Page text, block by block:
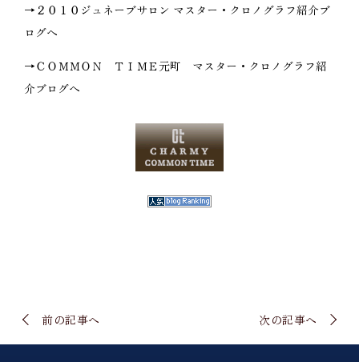
→２０１０ジュネーブサロン マスター・クロノグラフ紹介ブ
ログへ
→ＣＯＭＭＯＮ ＴＩＭＥ元町 マスター・クロノグラフ紹
介ブログへ
前の記事へ 次の記事へ